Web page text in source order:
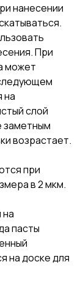
нанесении
При
может
на
слой
заметным
возрастает.
при
в 2 мкм.
пасты
на доске для